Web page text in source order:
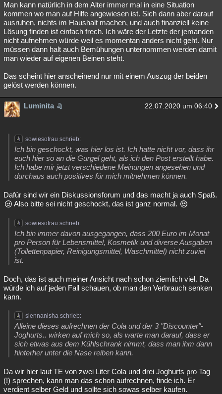
Man kann natürlich in dem Alter immer mal in eine Situation
kommen wo man auf Hilfe angewiesen ist. Sich dann aber darauf
ausruhen, nichts im Haushalt machen, und auch finanziell keine
Lösung finden ist einfach frech. Ich wäre der Letzte der jemanden
nicht aufnehmen würde weil es momentan anders nicht geht. Nur
müssen dann halt auch Bemühungen unternommen werden damit
man wieder auf eigenen Beinen steht.
Das scheint hier anscheinend nur mit einem Auszug der beiden
gelöst werden können.
Luminita 22.07.2020 um 06:40
sowiesofrau schrieb:
Ich bin geschockt, was hier los ist. Ich hatte nicht vor, dass ihr
euch hier so an die Gurgel geht, als ich den Post erstellt habe.
Ich habe mir jetzt verschiedene Meinungen angesehen und
durchaus auch positives für mich mitnehmen können.
Dafür sind wir ein Diskussionsforum und das macht ja auch Spaß.
Also bitte sei nicht geschockt, das ist ganz normal.
sowiesofrau schrieb:
Ich bin immer davon ausgegangen, dass 200 Euro im Monat
pro Person für Lebensmittel, Kosmetik und diverse Ausgaben
(Toilettenpapier, Reinigungsmittel, Waschmittel) nicht zuviel
ist.
Doch, das ist auch meiner Ansicht nach schon ziemlich viel. Da
würde ich auf jeden Fall schauen, ob man den Verbrauch senken
kann.
siennanisha schrieb:
Alleine dieses aufrechnen der Cola und der 3 "Discounter"-
Joghurts.. wirken auf mich so, als warte man darauf, dass er
sich etwas aus dem Kühlschrank nimmt, dass man ihm dann
hinterher unter die Nase reiben kann.
Da wir hier laut TE von zwei Liter Cola und drei Joghurts pro Tag
(!) sprechen, kann man das schon aufrechnen, finde ich. Er
verdient selber Geld und sollte sich sowas selber kaufen.